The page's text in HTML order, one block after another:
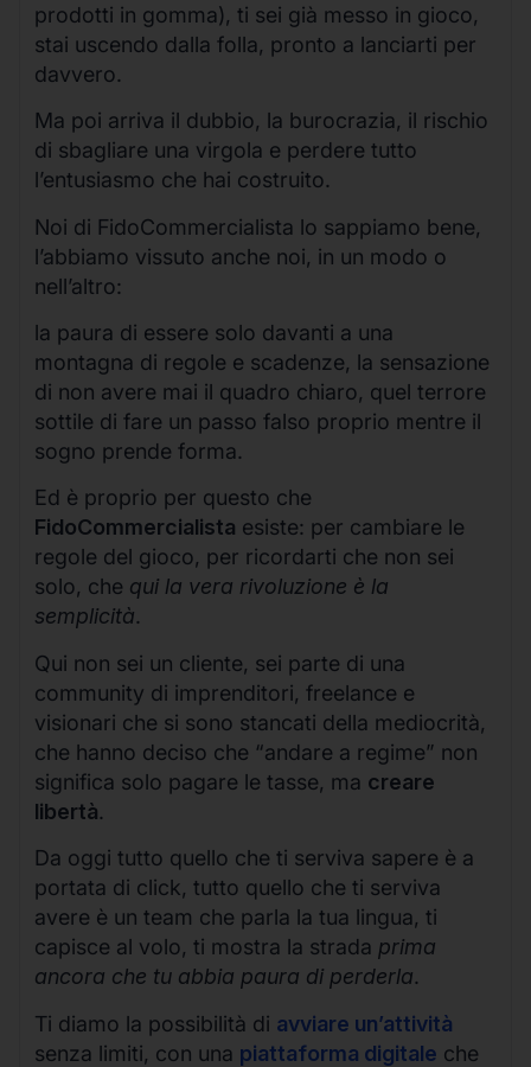
prodotti in gomma), ti sei già messo in gioco,
stai uscendo dalla folla, pronto a lanciarti per
davvero.
Ma poi arriva il dubbio, la burocrazia, il rischio
di sbagliare una virgola e perdere tutto
l’entusiasmo che hai costruito.
Noi di FidoCommercialista lo sappiamo bene,
l’abbiamo vissuto anche noi, in un modo o
nell’altro:
la paura di essere solo davanti a una
montagna di regole e scadenze, la sensazione
di non avere mai il quadro chiaro, quel terrore
sottile di fare un passo falso proprio mentre il
sogno prende forma.
Ed è proprio per questo che
FidoCommercialista esiste: per cambiare le
regole del gioco, per ricordarti che non sei
solo, che qui la vera rivoluzione è la
semplicità.
Qui non sei un cliente, sei parte di una
community di imprenditori, freelance e
visionari che si sono stancati della mediocrità,
che hanno deciso che “andare a regime” non
significa solo pagare le tasse, ma creare
libertà.
Da oggi tutto quello che ti serviva sapere è a
portata di click, tutto quello che ti serviva
avere è un team che parla la tua lingua, ti
capisce al volo, ti mostra la strada prima
ancora che tu abbia paura di perderla.
Ti diamo la possibilità di avviare un’attività
senza limiti, con una piattaforma digitale che